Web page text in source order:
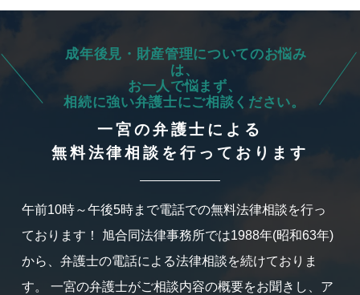
成年後見・財産管理についてのお悩み
は、
お一人で悩まず、
相続に強い弁護士にご相談ください。
一宮の弁護士による
無料法律相談を行っております
午前10時～午後5時まで電話での無料法律相談を行っ
ております！
旭合同法律事務所では1988年(昭和63年)
から、弁護士の電話による法律相談を続けておりま
す。
一宮の弁護士がご相談内容の概要をお聞きし、ア